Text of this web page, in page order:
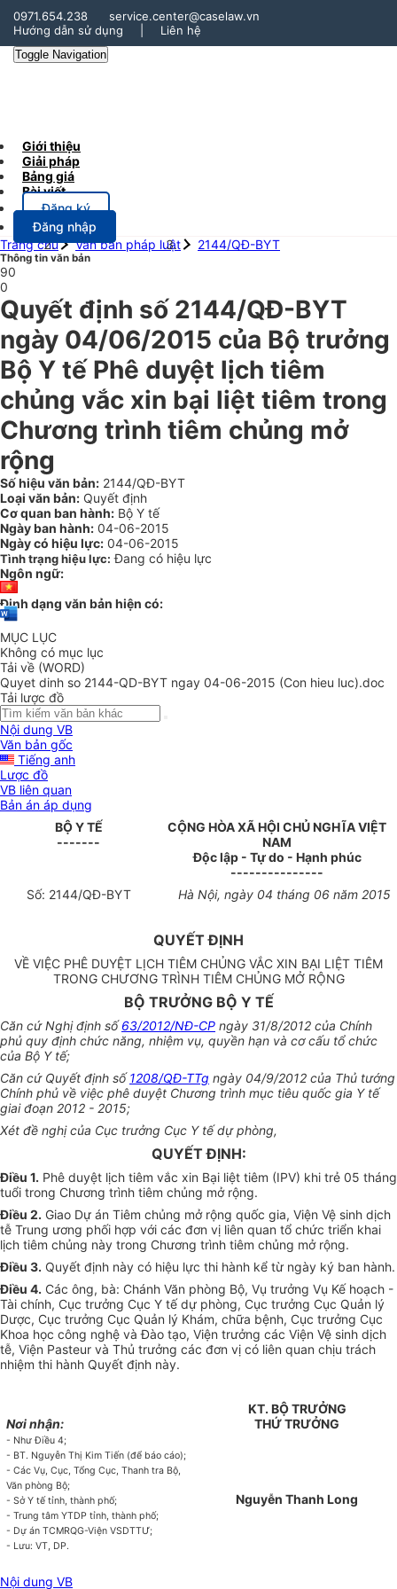
0971.654.238
service.center@caselaw.vn
Hướng dẫn sử dụng
Liên hệ
Toggle Navigation
Giới thiệu
Giải pháp
Bảng giá
Bài viết
Đăng ký
Đăng nhập
Trang chủ
Văn bản pháp luật 2144/QĐ-BYT
Thông tin văn bản
90
0
Quyết định số 2144/QĐ-BYT
ngày 04/06/2015 của Bộ trưởng
Bộ Y tế Phê duyệt lịch tiêm
chủng vắc xin bại liệt tiêm trong
Chương trình tiêm chủng mở
rộng
Số hiệu văn bản: 2144/QĐ-BYT
Loại văn bản: Quyết định
Cơ quan ban hành: Bộ Y tế
Ngày ban hành: 04-06-2015
Ngày có hiệu lực: 04-06-2015
Tình trạng hiệu lực: Đang có hiệu lực
Ngôn ngữ:
Định dạng văn bản hiện có:
MỤC LỤC
Không có mục lục
Tải về (WORD)
Quyet dinh so 2144-QD-BYT ngay 04-06-2015 (Con hieu luc).doc
Tải lược đồ
Nội dung VB
Văn bản gốc
Tiếng anh
Lược đồ
VB liên quan
Bản án áp dụng
BỘ Y TẾ
-------
CỘNG HÒA XÃ HỘI CHỦ NGHĨA VIỆT
NAM
Độc lập - Tự do - Hạnh phúc
---------------
Số: 2144/QĐ-BYT Hà Nội, ngày 04 tháng 06năm 2015
QUYẾT ĐỊNH
VỀ VIỆC PHÊ DUYỆT LỊCH TIÊM CHỦNG VẮC XIN BẠI LIỆT TIÊM
TRONG CHƯƠNG TRÌNH TIÊM CHỦNG MỞ RỘNG
BỘ TRƯỞNG BỘ Y TẾ
Căn cứ Nghị định số63/2012/NĐ-CP ngày 31/8/2012 của Chính
phủ quy định chức năng, nhiệm vụ, quyền hạn và cơ cấu tổ chức
của Bộ Y tế;
Căn cứ Quyết định số1208/QĐ-TTg ngày 04/9/2012 của Thủ tướng
Chính phủ về việc phê duyệt Chương trình mục tiêu quốc gia Y tế
giai đoạn 2012 - 2015;
Xét đề nghị của Cục trưởng Cục Y tế dự phòng,
QUYẾT ĐỊNH:
Điều 1. Phê duyệt lịch tiêm vắc xin Bại liệt tiêm (IPV) khi trẻ 05 tháng
tuổi trong Chương trình tiêm chủng mở rộng.
Điều 2. Giao Dự án Tiêm chủng mở rộng quốc gia, Viện Vệ sinh dịch
tễ Trung ương phối hợp với các đơn vị liên quan tổ chức triển khai
lịch tiêm chủng này trong Chương trình tiêm chủng mở rộng.
Điều 3. Quyết định này có hiệu lực thi hành kể từ ngày ký ban hành.
Điều 4. Các ông, bà: Chánh Văn phòng Bộ, Vụ trưởng Vụ Kế hoạch -
Tài chính, Cục trưởng Cục Y tế dự phòng, Cục trưởng Cục Quản lý
Dược, Cục trưởng Cục Quản lý Khám, chữa bệnh, Cục trưởng Cục
Khoa học công nghệ và Đào tạo, Viện trưởng các Viện Vệ sinh dịch
tễ, Viện Pasteur và Thủ trưởng các đơn vị có liên quan chịu trách
nhiệm thi hành Quyết định này.
Nơi nhận:
- Như Điều 4;
- BT. Nguyễn Thị Kim Tiến (để báo cáo);
- Các Vụ, Cục, Tổng Cục, Thanh tra Bộ,
Văn phòng Bộ;
- Sở Y tế tỉnh, thành phố;
- Trung tâm YTDP tỉnh, thành phố;
- Dự án TCMRQG-Viện VSDTTƯ;
- Lưu: VT, DP.
KT. BỘ TRƯỞNG
THỨ TRƯỞNG
Nguyễn Thanh Long
Nội dung VB